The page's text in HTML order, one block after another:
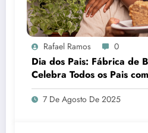
Rafael Ramos 0
Dia dos Pais: Fábrica de
Celebra Todos os Pais
7 De Agosto De 2025